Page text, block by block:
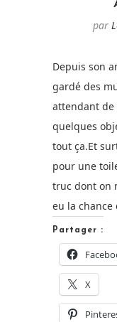
par
Depuis son
gardé des
attendant
quelques
tout ça.Et
pour une
truc dont on
eu la chance
Partager :
X